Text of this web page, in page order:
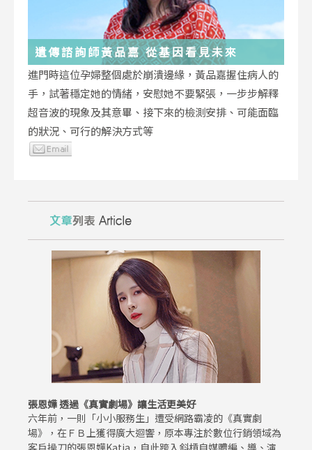
遺傳諮詢師黃品嘉 從基因看見未來
進門時這位孕婦整個處於崩潰邊緣，黃品嘉握住病人的
手，試著穩定她的情緒，安慰她不要緊張，一步步解釋
超音波的現象及其意畢、接下來的檢測安排、可能面臨
的狀況、可行的解決方式等
張恩嬅 透過《真實劇場》讓生活更美好
六年前，一則「小小服務生」遭受網路霸凌的《真實劇
場》，在ＦＢ上獲得廣大迴響，原本專注於數位行銷領域為
客戶操刀的張恩嬅Katia，自此跨入斜槓自媒體編、導、演